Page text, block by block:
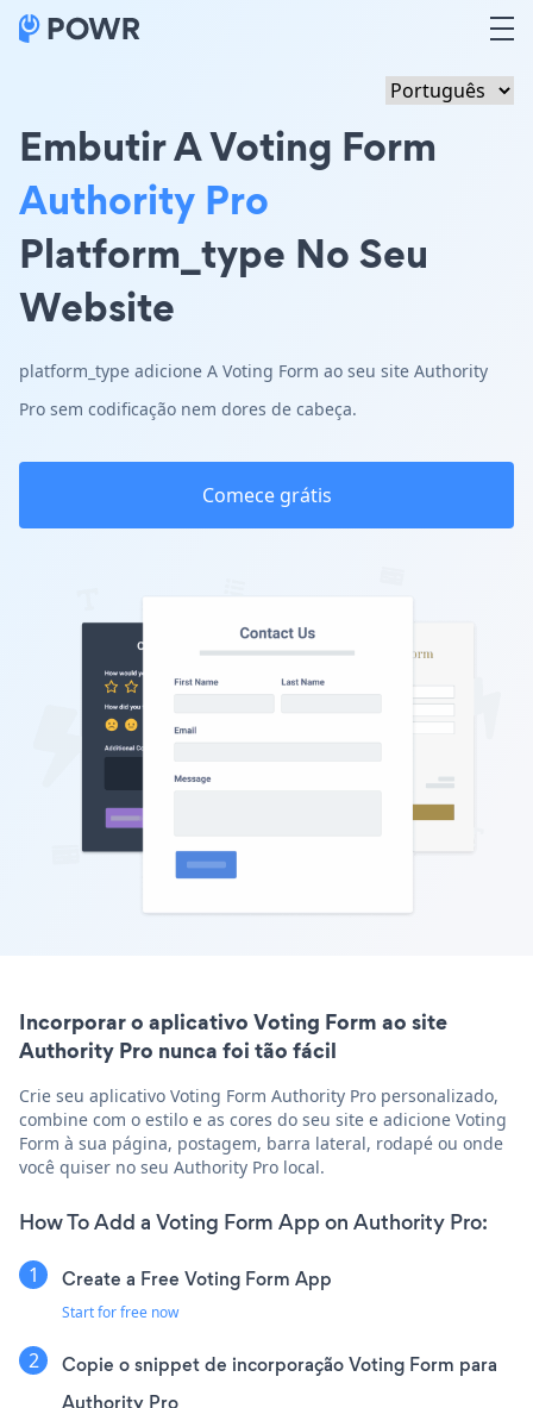
Embutir A Voting Form
Authority Pro
Platform_type No Seu
Website
platform_type adicione A Voting Form ao seu site Authority
Pro sem codificação nem dores de cabeça.
Comece grátis
Incorporar o aplicativo Voting Form ao site
Authority Pro nunca foi tão fácil
Crie seu aplicativo Voting Form Authority Pro personalizado,
combine com o estilo e as cores do seu site e adicione Voting
Form à sua página, postagem, barra lateral, rodapé ou onde
você quiser no seu Authority Pro local.
How To Add a Voting Form App on Authority Pro:
Create a Free Voting Form App
Start for free now
Copie o snippet de incorporação Voting Form para
Authority Pro